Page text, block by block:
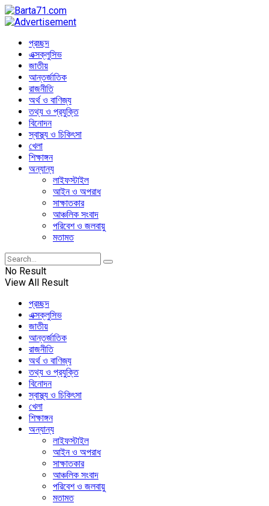
প্রচ্ছদ
এক্সক্লুসিভ
জাতীয়
আন্তর্জাতিক
রাজনীতি
অর্থ ও বাণিজ্য
তথ্য ও প্রযুক্তি
বিনোদন
স্বাস্থ্য ও চিকিৎসা
খেলা
শিক্ষাঙ্গন
অন্যান্য
লাইফস্টাইল
আইন ও অপরাধ
সাক্ষাতকার
আঞ্চলিক সংবাদ
পরিবেশ ও জলবায়ু
মতামত
No Result
View All Result
প্রচ্ছদ
এক্সক্লুসিভ
জাতীয়
আন্তর্জাতিক
রাজনীতি
অর্থ ও বাণিজ্য
তথ্য ও প্রযুক্তি
বিনোদন
স্বাস্থ্য ও চিকিৎসা
খেলা
শিক্ষাঙ্গন
অন্যান্য
লাইফস্টাইল
আইন ও অপরাধ
সাক্ষাতকার
আঞ্চলিক সংবাদ
পরিবেশ ও জলবায়ু
মতামত